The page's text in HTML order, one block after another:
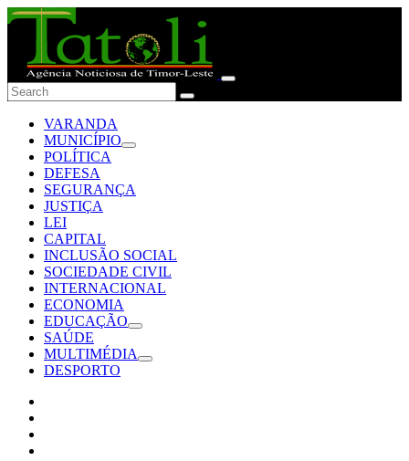
VARANDA
MUNICÍPIO
POLÍTICA
DEFESA
SEGURANÇA
JUSTIÇA
LEI
CAPITAL
INCLUSÃO SOCIAL
SOCIEDADE CIVIL
INTERNACIONAL
ECONOMIA
EDUCAÇÃO
SAÚDE
MULTIMÉDIA
DESPORTO